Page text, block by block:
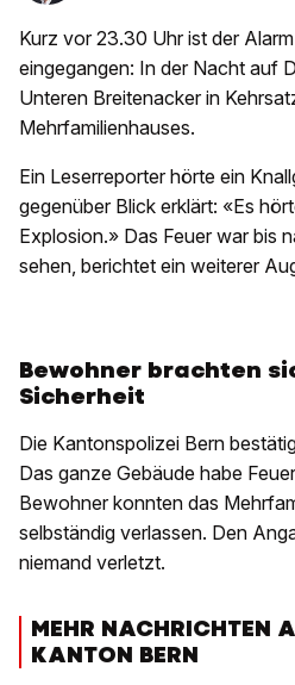
Kurz vor 23.30 Uhr ist der
eingegangen: In der Nacht auf
Unteren Breitenacker in
Mehrfamilienhauses.
Ein Leserreporter hörte ein
gegenüber Blick erklärt: «Es
Explosion.» Das Feuer war bis
sehen, berichtet ein weiterer
Bewohner brachten
Sicherheit
Die Kantonspolizei Bern
Das ganze Gebäude habe
Bewohner konnten das
selbständig verlassen. Den
niemand verletzt.
MEHR NACHRICHTEN
KANTON BERN